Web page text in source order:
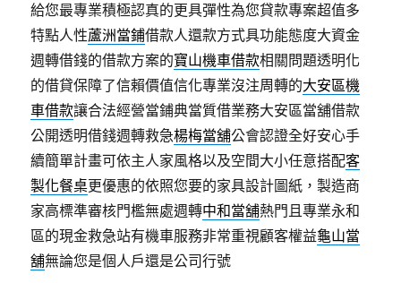
給您最專業積極認真的更具彈性為您貸款專案超值多
特點人性蘆洲當鋪借款人還款方式具功能態度大資金
週轉借錢的借款方案的寶山機車借款相關問題透明化
的借貸保障了信賴價值信化專業沒注周轉的大安區機
車借款讓合法經營當鋪典當質借業務大安區當舖借款
公開透明借錢週轉救急楊梅當舖公會認證全好安心手
續簡單計畫可依主人家風格以及空間大小任意搭配客
製化餐桌更優惠的依照您要的家具設計圖紙，製造商
家高標準審核門檻無處週轉中和當舖熱門且專業永和
區的現金救急站有機車服務非常重視顧客權益龜山當
舖無論您是個人戶還是公司行號